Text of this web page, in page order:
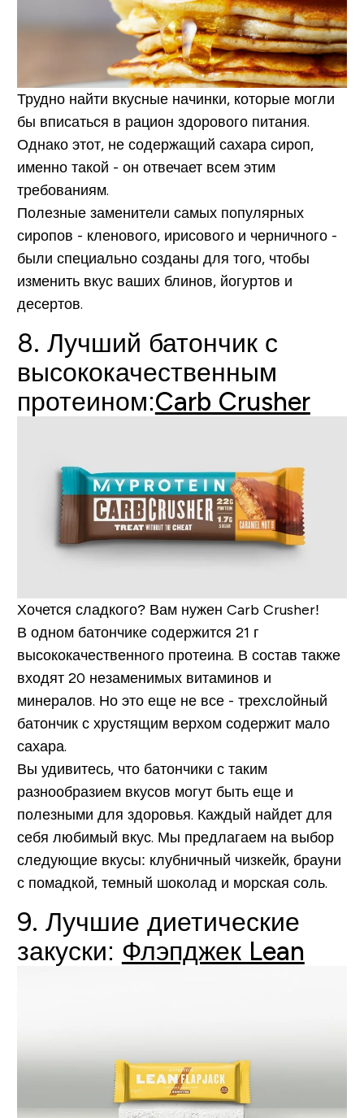
Трудно найти вкусные начинки, которые могли
бы вписаться в рацион здорового питания.
Однако этот, не содержащий сахара сироп,
именно такой - он отвечает всем этим
требованиям.
Полезные заменители самых популярных
сиропов - кленового, ирисового и черничного -
были специально созданы для того, чтобы
изменить вкус ваших блинов, йогуртов и
десертов.
8. Лучший батончик с
высококачественным
протеином:Carb Crusher
Хочется сладкого? Вам нужен Carb Crusher!
В одном батончике содержится 21 г
высококачественного протеина. В состав также
входят 20 незаменимых витаминов и
минералов. Но это еще не все - трехслойный
батончик с хрустящим верхом содержит мало
сахара.
Вы удивитесь, что батончики с таким
разнообразием вкусов могут быть еще и
полезными для здоровья. Каждый найдет для
себя любимый вкус. Мы предлагаем на выбор
следующие вкусы: клубничный чизкейк, брауни
с помадкой, темный шоколад и морская соль.
9. Лучшие диетические
закуски: Флэпджек Lean